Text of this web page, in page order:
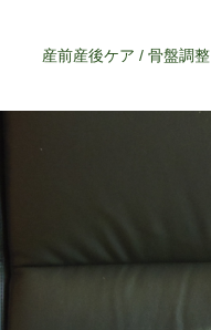
産前産後ケア / 骨盤調整